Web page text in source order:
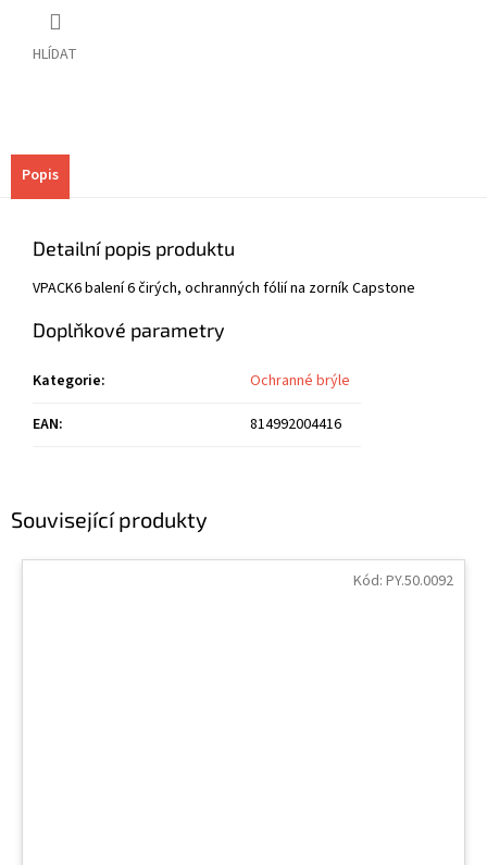
HLÍDAT
Související produkty
Kód: PY.50.0092
Popis
Detailní popis produktu
VPACK6 balení 6 čirých, ochranných fólií na zorník Capstone
Doplňkové parametry
Kategorie:
Ochranné brýle
EAN: 814992004416